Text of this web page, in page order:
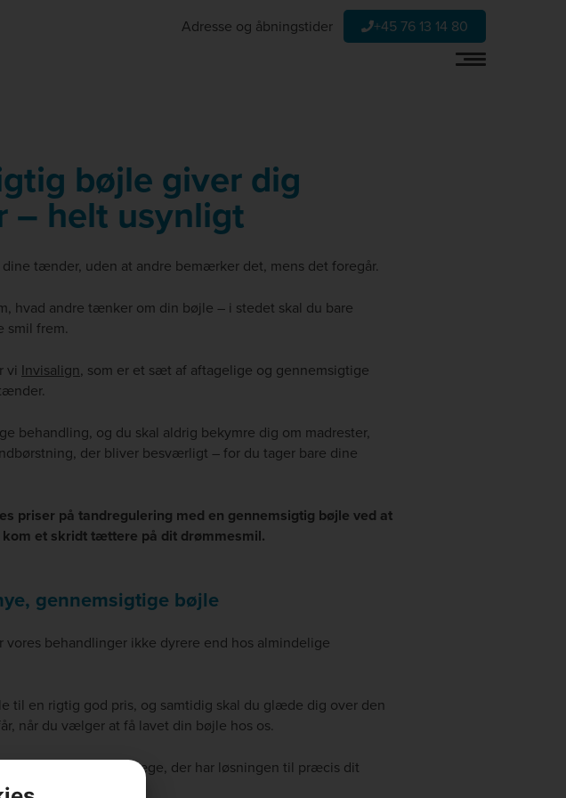
Adresse og åbningstider +45 76 13 14 80
bøjle giver dig
helt usynligt
tænder, uden at andre bemærker det, mens det foregår.
hvad andre tænker om din bøjle – i stedet skal du bare
frem.
vi Invisalign, som er et sæt af aftagelige og gennemsigtige
behandling, og du skal aldrig bekymre dig om madrester,
der bliver besværligt – for du tager bare dine
priser på tandregulering med en gennemsigtig bøjle ved at
kom et skridt tættere på dit drømmesmil.
gennemsigtige bøjle
behandlinger ikke dyrere end hos almindelige
til en rigtig god pris, og samtidig skal du glæde dig over den
når du vælger at få lavet din bøjle hos os.
får en specialtandlæge, der har løsningen til præcis dit